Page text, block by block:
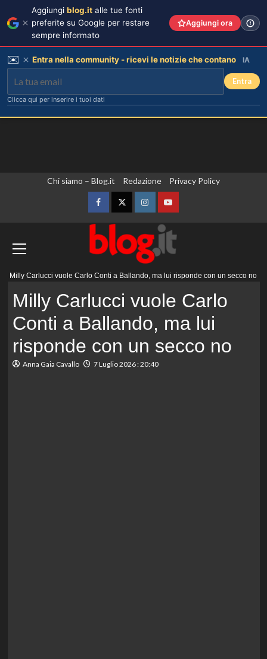
Chi siamo – Blog.it Redazione Privacy Policy
FacebookTwitterInstagramYouTube
Milly Carlucci vuole Carlo Conti a Ballando, ma lui risponde con un secco no
Milly Carlucci vuole Carlo
Conti a Ballando, ma lui
risponde con un secco no
Anna Gaia Cavallo 7 Luglio 2026 : 20:40
Aggiungi blog.it alle tue fonti
preferite su Google per restare
sempre informato
Aggiungi ora
✉️ Entra nella community - ricevi le notizie che contano IA
Entra
Clicca qui per inserire i tuoi dati